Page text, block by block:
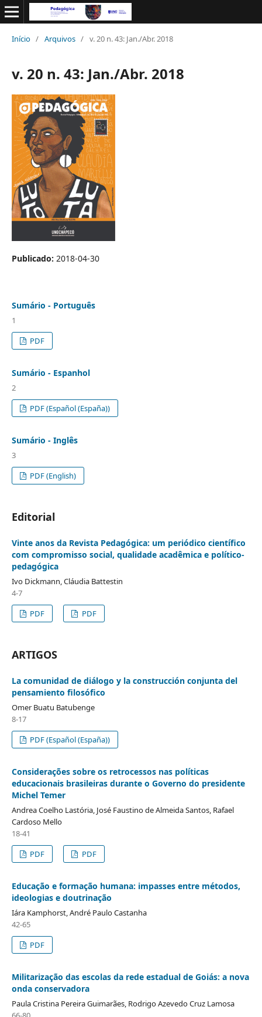
Início / Arquivos / v. 20 n. 43: Jan./Abr. 2018
v. 20 n. 43: Jan./Abr. 2018
Publicado: 2018-04-30
Sumário - Português
1
PDF
Sumário - Espanhol
2
PDF (Español (España))
Sumário - Inglês
3
PDF (English)
Editorial
Vinte anos da Revista Pedagógica: um periódico científico
com compromisso social, qualidade acadêmica e político-
pedagógica
Ivo Dickmann, Cláudia Battestin
4-7
PDF
PDF
ARTIGOS
La comunidad de diálogo y la construcción conjunta del
pensamiento filosófico
Omer Buatu Batubenge
8-17
PDF (Español (España))
Considerações sobre os retrocessos nas políticas
educacionais brasileiras durante o Governo do presidente
Michel Temer
Andrea Coelho Lastória, José Faustino de Almeida Santos, Rafael
Cardoso Mello
18-41
PDF
PDF
Educação e formação humana: impasses entre métodos,
ideologias e doutrinação
Iára Kamphorst, André Paulo Castanha
42-65
PDF
Militarização das escolas da rede estadual de Goiás: a nova
onda conservadora
Paula Cristina Pereira Guimarães, Rodrigo Azevedo Cruz Lamosa